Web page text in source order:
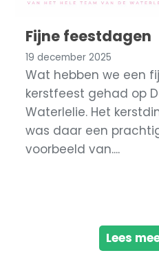
Fijne feestdagen
19 december 2025
Wat hebben we een
kerstfeest gehad op
Waterlelie. Het
was daar een
voorbeeld van....
Lees